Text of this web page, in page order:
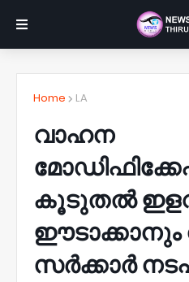
Home LA
വാഹന
കൂടുതൽ
ഈടാക്കാനും
സർക്കാർ